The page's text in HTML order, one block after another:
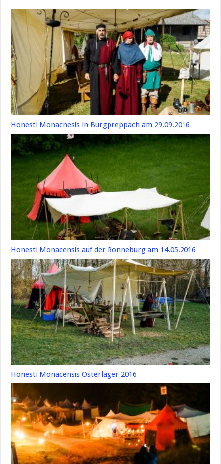
Honesti Monacnesis in Burgpreppach am 29.09.2016
Honesti Monacensis auf der Ronneburg am 14.05.2016
Honesti Monacensis Osterlager 2016